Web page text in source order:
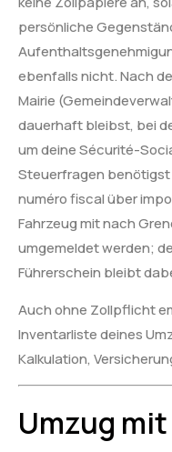
persönliche
ebenfalls nicht. Nach
Mairie
dauerhaft bleibst, bei
um deine Sécurité-
Steuerfragen
numéro fiscal über
Fahrzeug mit nach
umgemeldet werden;
Führerschein bleibt
Auch ohne Zollpflicht
Inventarliste deines
Kalkulation,
Umzug mit